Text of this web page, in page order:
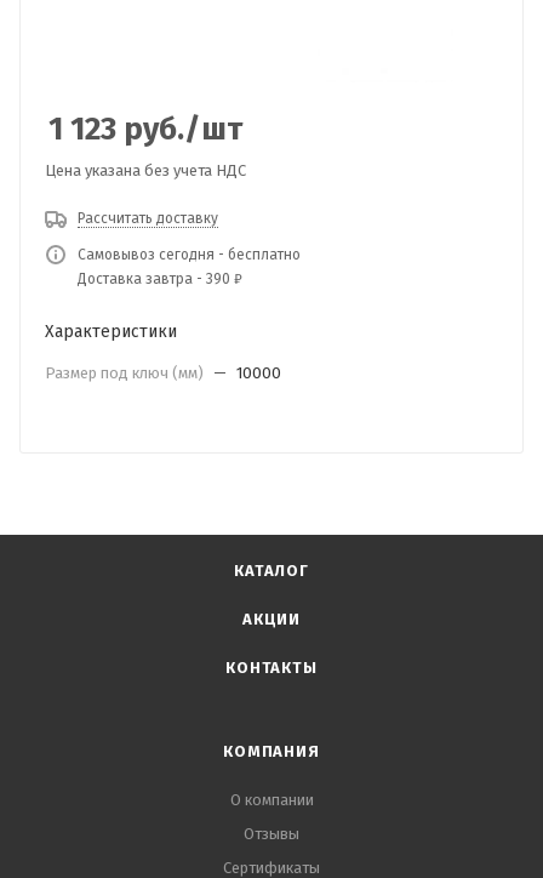
1 123 руб./шт
Цена указана без учета НДС
Рассчитать доставку
Самовывоз сегодня - бесплатно
Доставка завтра - 390 ₽
Характеристики
Размер под ключ (мм) — 10000
КАТАЛОГ
АКЦИИ
КОНТАКТЫ
КОМПАНИЯ
О компании
Отзывы
Сертификаты